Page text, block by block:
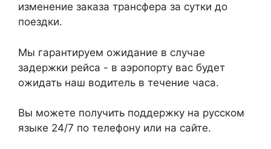
изменение заказа трансфера за сутки до
поездки.
Мы гарантируем ожидание в случае
задержки рейса - в аэропорту вас будет
ожидать наш водитель в течение часа.
Вы можете получить поддержку на русском
языке 24/7 по телефону или на сайте.